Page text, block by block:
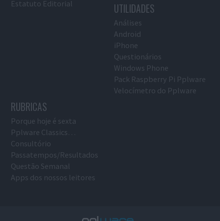
Estatuto Editorial
UTILIDADES
Análises
Android
iPhone
Questionários
Windows Phone
Pack Raspberry Pi Pplware
Velocímetro do Pplware
RUBRICAS
Porque hoje é sexta
Pplware Classics…
Consultório
Passatempos/Resultados
Questão Semanal
Apps dos nossos leitores